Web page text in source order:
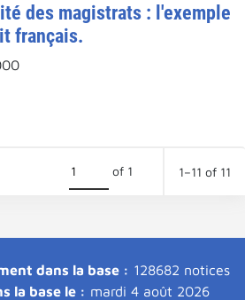
des magistrats : l'exemple
français.
of 1 1–11 of 11
dans la base : 128682 notices
la base le : mardi 4 août 2026